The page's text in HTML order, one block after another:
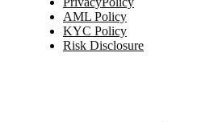
AML Policy
KYC Policy
Risk Disclosure